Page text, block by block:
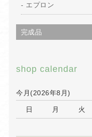
エプロン
完成品
shop calendar
今月(2026年8月)
日 月 火